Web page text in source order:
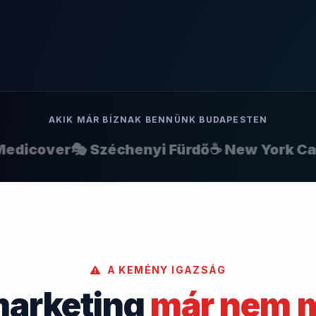
AKIK MÁR BÍZNAK BENNÜNK BUDAPESTEN
🎭 Széchenyi Fürdő☕ New York Café
A KEMÉNY IGAZSÁG
már nem